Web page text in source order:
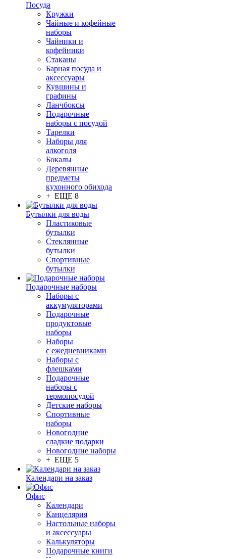
Посуда
Кружки
Чайные и кофейные
наборы
Чайники и
кофейники
Стаканы
Барная посуда и
аксессуары
Кувшины и
графины
Ланчбоксы
Подарочные
наборы с посудой
Тарелки
Наборы для
алкоголя
Бокалы
Деревянные
предметы
кухонного обихода
+ ЕЩЕ 8
Бутылки для воды
Пластиковые
бутылки
Стеклянные
бутылки
Спортивные
бутылки
Подарочные наборы
Наборы с
аккумуляторами
Подарочные
продуктовые
наборы
Наборы
с ежедневниками
Наборы с
флешками
Подарочные
наборы с
термопосудой
Детские наборы
Спортивные
наборы
Новогодние
сладкие подарки
Новогодние наборы
+ ЕЩЕ 5
Календари на заказ
Офис
Календари
Канцелярия
Настольные наборы
и аксессуары
Калькуляторы
Подарочные книги